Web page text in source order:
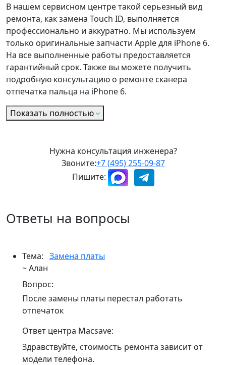
В нашем сервисном центре такой серьезный вид
ремонта, как замена Touch ID, выполняется
профессионально и аккуратно. Мы используем
только оригинальные запчасти Apple для iPhone 6.
На все выполненные работы предоставляется
гарантийный срок. Также вы можете получить
подробную консультацию о ремонте сканера
отпечатка пальца на iPhone 6.
Показать полностью
Нужна консультация инженера?
Звоните:+7 (495) 255-09-87
Пишите:
Ответы на вопросы
Тема: Замена платы
~ Алан
Вопрос:
После замены платы перестал работать
отпечаток
Ответ центра Macsave:
Здравствуйте, стоимость ремонта зависит от
модели телефона.